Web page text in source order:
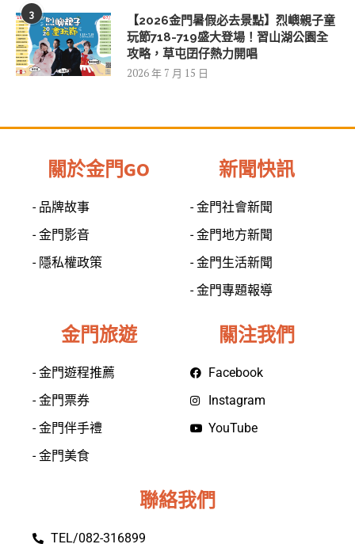
3
【2026金門暑假必去景點】烈嶼親子童
玩節718-719盛大登場！習山湖公園全
攻略，草屯囝仔熱力開唱
2026 年 7 月 15 日
關於金門GO
- 品牌故事
- 金門影音
- 隱私權政策
新聞快訊
- 金門社會新聞
- 金門地方新聞
- 金門生活新聞
- 金門專題報導
金門旅遊
- 金門遊程推薦
- 金門票券
- 金門伴手禮
- 金門美食
關注我們
Facebook
Instagram
YouTube
聯絡我們
TEL/082-316899